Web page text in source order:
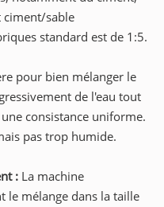
ciment/sable
standard est de 1:5.
pour bien mélanger le
de l'eau tout
consistance uniforme.
pas trop humide.
: La machine
le mélange dans la taille